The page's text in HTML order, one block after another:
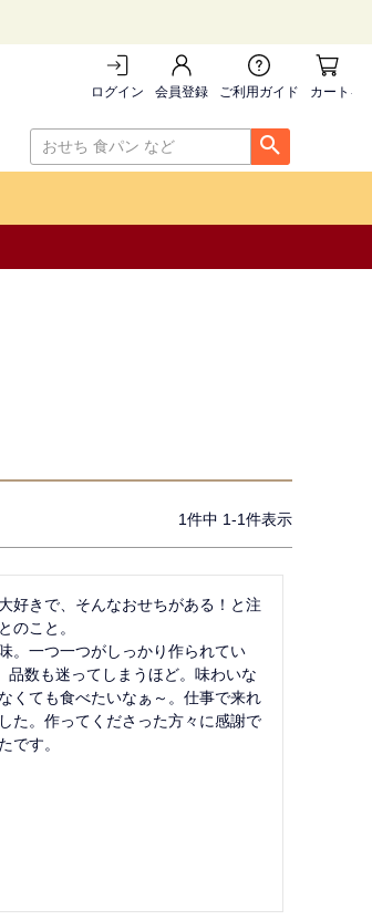
ログイン 会員登録 ご利用ガイド カートを
1件中 1-1件表示
好きで、そんなおせちがある！と注
のこと。
。一つ一つがしっかり作られてい
数も迷ってしまうほど。味わいな
くても食べたいなぁ～。仕事で来れ
た。作ってくださった方々に感謝で
です。